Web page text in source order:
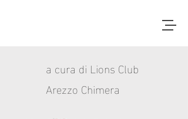
a cura di Lions Club
Arezzo Chimera